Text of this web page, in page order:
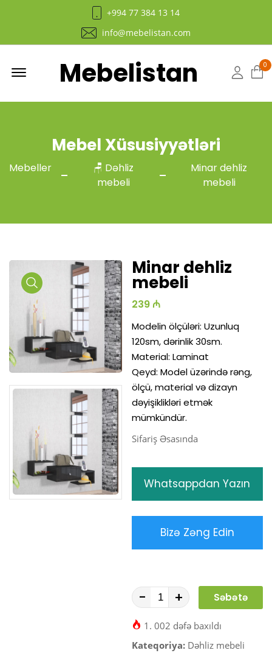
+994 77 384 13 14
info@mebelistan.com
Mebelistan 0
Mebel Xüsusiyyətləri
Mebeller
🪑 Dəhliz
mebeli
Minar dehliz
mebeli
Media
Gallery
Minar dehliz
mebeli
239 ₼
Modelin ölçüləri: Uzunluq
120sm, dərinlik 30sm.
Material: Laminat
Qeyd: Model üzərində rəng,
ölçü, material və dizayn
dəyişiklikləri etmək
mümkündür.
Sifariş Əsasında
Whatsappdan Yazın
Bizə Zəng Edin
- +
Səbətə
1. 002 dəfə baxıldı
Kateqoriya: Dəhliz mebeli